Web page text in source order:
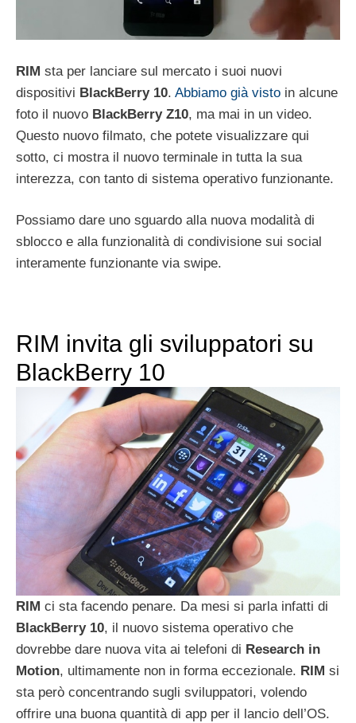
RIM sta per lanciare sul mercato i suoi nuovi
dispositivi BlackBerry 10. Abbiamo già visto in alcune
foto il nuovo BlackBerry Z10, ma mai in un video.
Questo nuovo filmato, che potete visualizzare qui
sotto, ci mostra il nuovo terminale in tutta la sua
interezza, con tanto di sistema operativo funzionante.
Possiamo dare uno sguardo alla nuova modalità di
sblocco e alla funzionalità di condivisione sui social
interamente funzionante via swipe.
RIM invita gli sviluppatori su
BlackBerry 10
RIM ci sta facendo penare. Da mesi si parla infatti di
BlackBerry 10, il nuovo sistema operativo che
dovrebbe dare nuova vita ai telefoni di Research in
Motion, ultimamente non in forma eccezionale. RIM si
sta però concentrando sugli sviluppatori, volendo
offrire una buona quantità di app per il lancio dell’OS.